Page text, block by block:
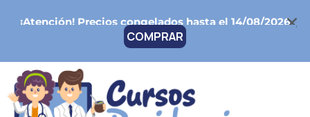
¡Atención!Precios congelados hasta el 14/08/2026
COMPRAR